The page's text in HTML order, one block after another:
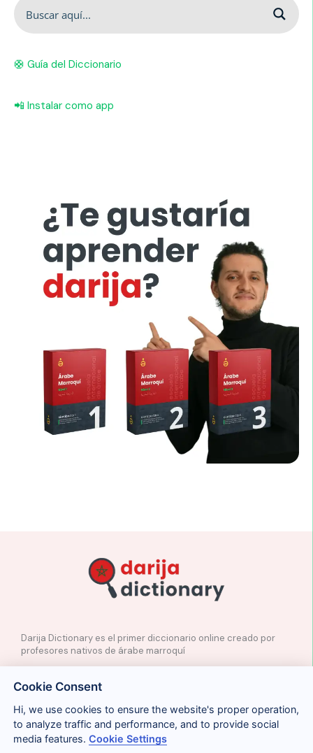
🛟 Guía del Diccionario
📲 Instalar como app
Darija Dictionary es el primer diccionario online creado por
profesores nativos de árabe marroquí
Contacto
📲Redes Sociales
🤝🏼Proponer palabras
Cookie Consent
Hi, we use cookies to ensure the website's proper operation,
to analyze traffic and performance, and to provide social
media features.Cookie Settings